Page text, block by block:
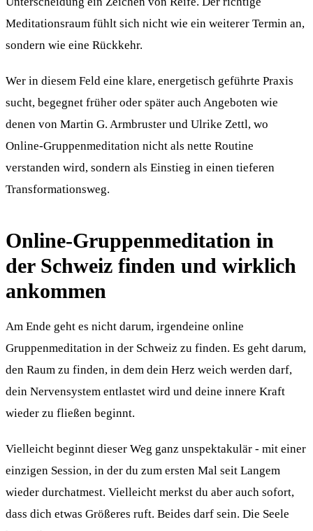
Meditationsraum fühlt sich nicht wie ein weiterer Termin an,
sondern wie eine Rückkehr.
Wer in diesem Feld eine klare, energetisch geführte Praxis
sucht, begegnet früher oder später auch Angeboten wie
denen von Martin G. Armbruster und Ulrike Zettl, wo
Online-Gruppenmeditation nicht als nette Routine
verstanden wird, sondern als Einstieg in einen tieferen
Transformationsweg.
Online-Gruppenmeditation in
der Schweiz finden und wirklich
ankommen
Am Ende geht es nicht darum, irgendeine online
Gruppenmeditation in der Schweiz zu finden. Es geht darum,
den Raum zu finden, in dem dein Herz weich werden darf,
dein Nervensystem entlastet wird und deine innere Kraft
wieder zu fließen beginnt.
Vielleicht beginnt dieser Weg ganz unspektakulär - mit einer
einzigen Session, in der du zum ersten Mal seit Langem
wieder durchatmest. Vielleicht merkst du aber auch sofort,
dass dich etwas Größeres ruft. Beides darf sein. Die Seele